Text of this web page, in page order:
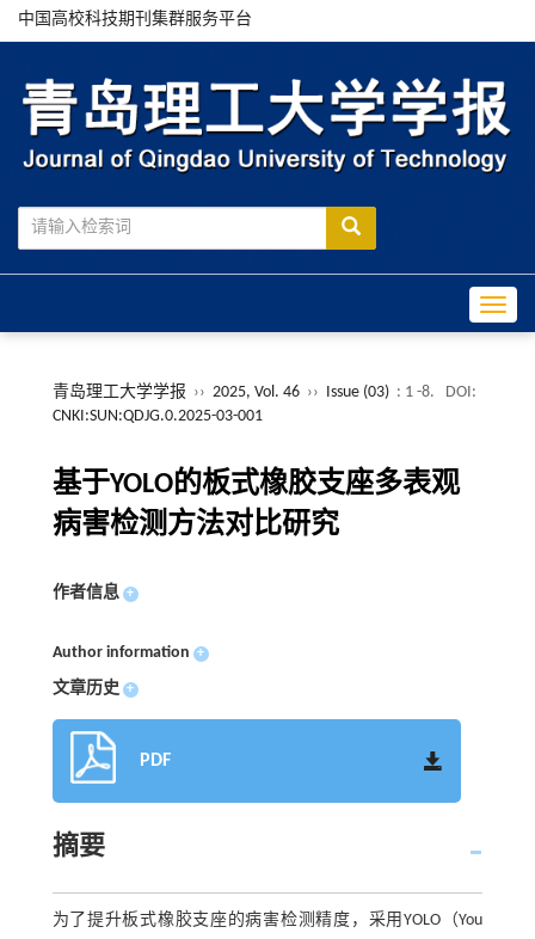
中国高校科技期刊集群服务平台
青岛理工大学学报 ›› 2025, Vol. 46 ›› Issue (03) : 1 -8.
DOI:
CNKI:SUN:QDJG.0.2025-03-001
基于YOLO的板式橡胶支座多表观
病害检测方法对比研究
作者信息 +
Author information +
文章历史 +
PDF
摘要
为了提升板式橡胶支座的病害检测精度，采用YOLO（You